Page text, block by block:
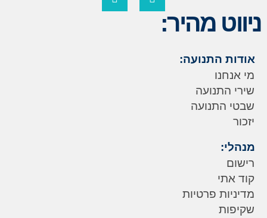
ניווט מהיר:
אודות התנועה:
מי אנחנו
שירי התנועה
שבטי התנועה
יזכור
מנהלי:
רישום
קוד אתי
מדיניות פרטיות
שקיפות